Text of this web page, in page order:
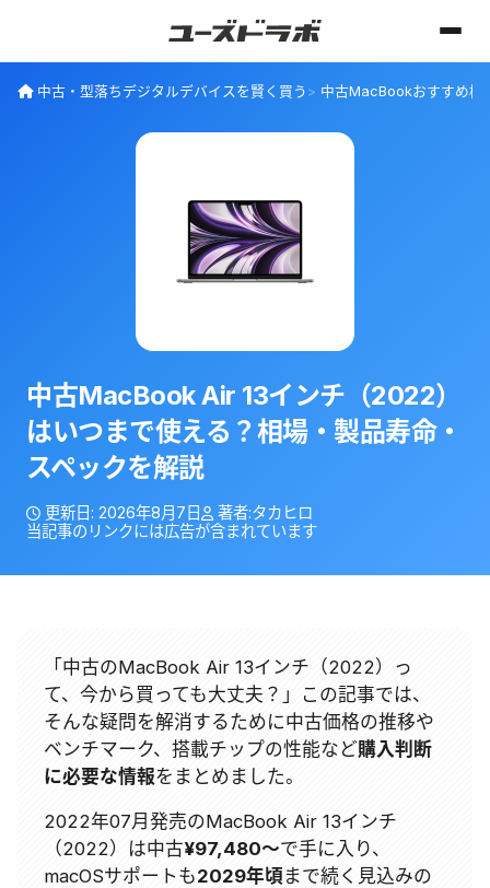
中古・型落ちデジタルデバイスを賢く買う 中古MacBookおすすめ機
中古MacBook Air 13インチ（2022）
はいつまで使える？相場・製品寿命・
スペックを解説
更新日: 2026年8月7日 著者:タカヒロ
当記事のリンクには広告が含まれています
「中古のMacBook Air 13インチ（2022） っ
て、今から買っても大丈夫？」この記事では、
そんな疑問を解消するために中古価格の推移や
ベンチマーク、搭載チップの性能など購入判断
に必要な情報をまとめました。
2022年07月発売のMacBook Air 13インチ
（2022）は中古¥97,480〜で手に入り、
macOSサポートも2029年頃 まで続く見込みの